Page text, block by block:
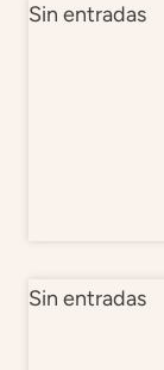
Sin entradas
Sin entradas